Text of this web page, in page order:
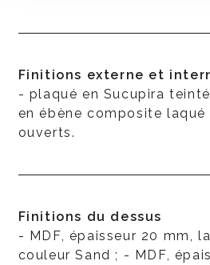
Finitions externe et
- plaqué en Sucupira
en ébène composite laqué
ouverts.
Finitions du dessus
- MDF, épaisseur 20 mm,
couleur Sand ; - MDF,